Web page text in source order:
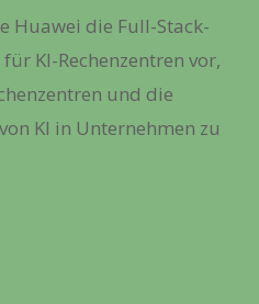
Huawei die Full-Stack-
KI-Rechenzentren vor,
und die
KI in Unternehmen zu